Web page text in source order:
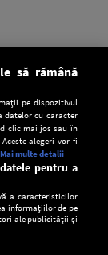
să rămână
pe dispozitivul
datelor cu caracter
clic mai jos sau în
alegeri vor fi
Mai multe detalii
pentru a
a caracteristicilor
informațiilor de pe
ale publicității și